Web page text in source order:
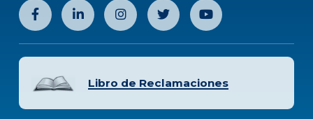
Libro de Reclamaciones